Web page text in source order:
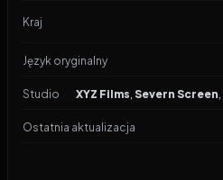
Kraj
Język oryginalny
Studio XYZ Films, Severn Screen,
Ostatnia aktualizacja